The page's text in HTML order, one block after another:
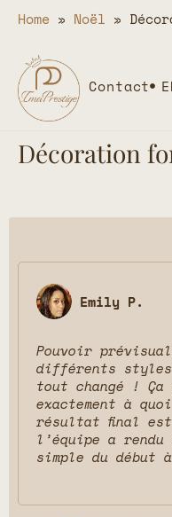
Home » Noël »
Contact
Décoration
Emily P.
Pouvoir
différents styles
tout changé ! Ça
exactement à
résultat final
l’équipe a
simple du début